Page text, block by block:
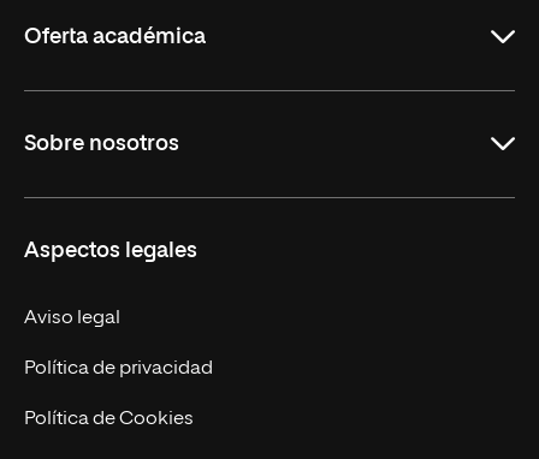
Oferta académica
Maestrías
Sobre nosotros
Trabaja en UNIR
Actualidad
Contacto
Aspectos legales
Aviso legal
Política de privacidad
Política de Cookies